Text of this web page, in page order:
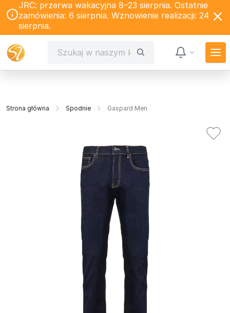
JRC: przerwa wakacyjna 8–23 sierpnia. Ostatnie
zamówienia: 6 sierpnia. Wznowienie realizacji: 24
sierpnia.
Strona główna Spodnie Gaspard Men